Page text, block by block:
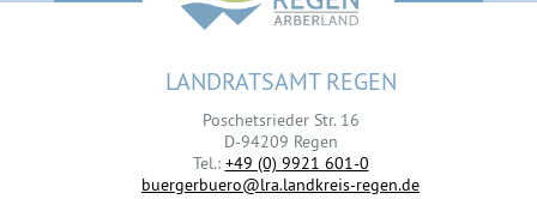
LANDRATSAMT REGEN
Poschetsrieder Str. 16
D-94209 Regen
Tel.: +49 (0) 9921 601-0
buergerbuero@lra.landkreis-regen.de